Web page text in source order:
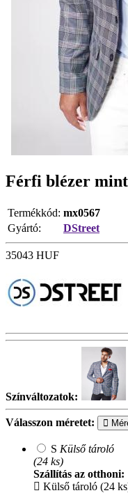
Férfi blézer
Termékkód: mx0567
Gyártó:
DStreet
35043 HUF
Színváltozatok:
Válasszon méretet:
S Külső tároló
(24 ks)
Szállítás az otthoni:
Külső tároló (24